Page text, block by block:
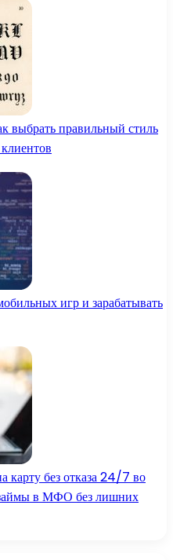
выбрать правильный стиль
игр и зарабатывать
карту без отказа 24/7 во
в МФО без лишних